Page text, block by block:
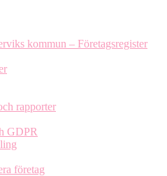
kommun – Företagsregister
rapporter
GDPR
företag